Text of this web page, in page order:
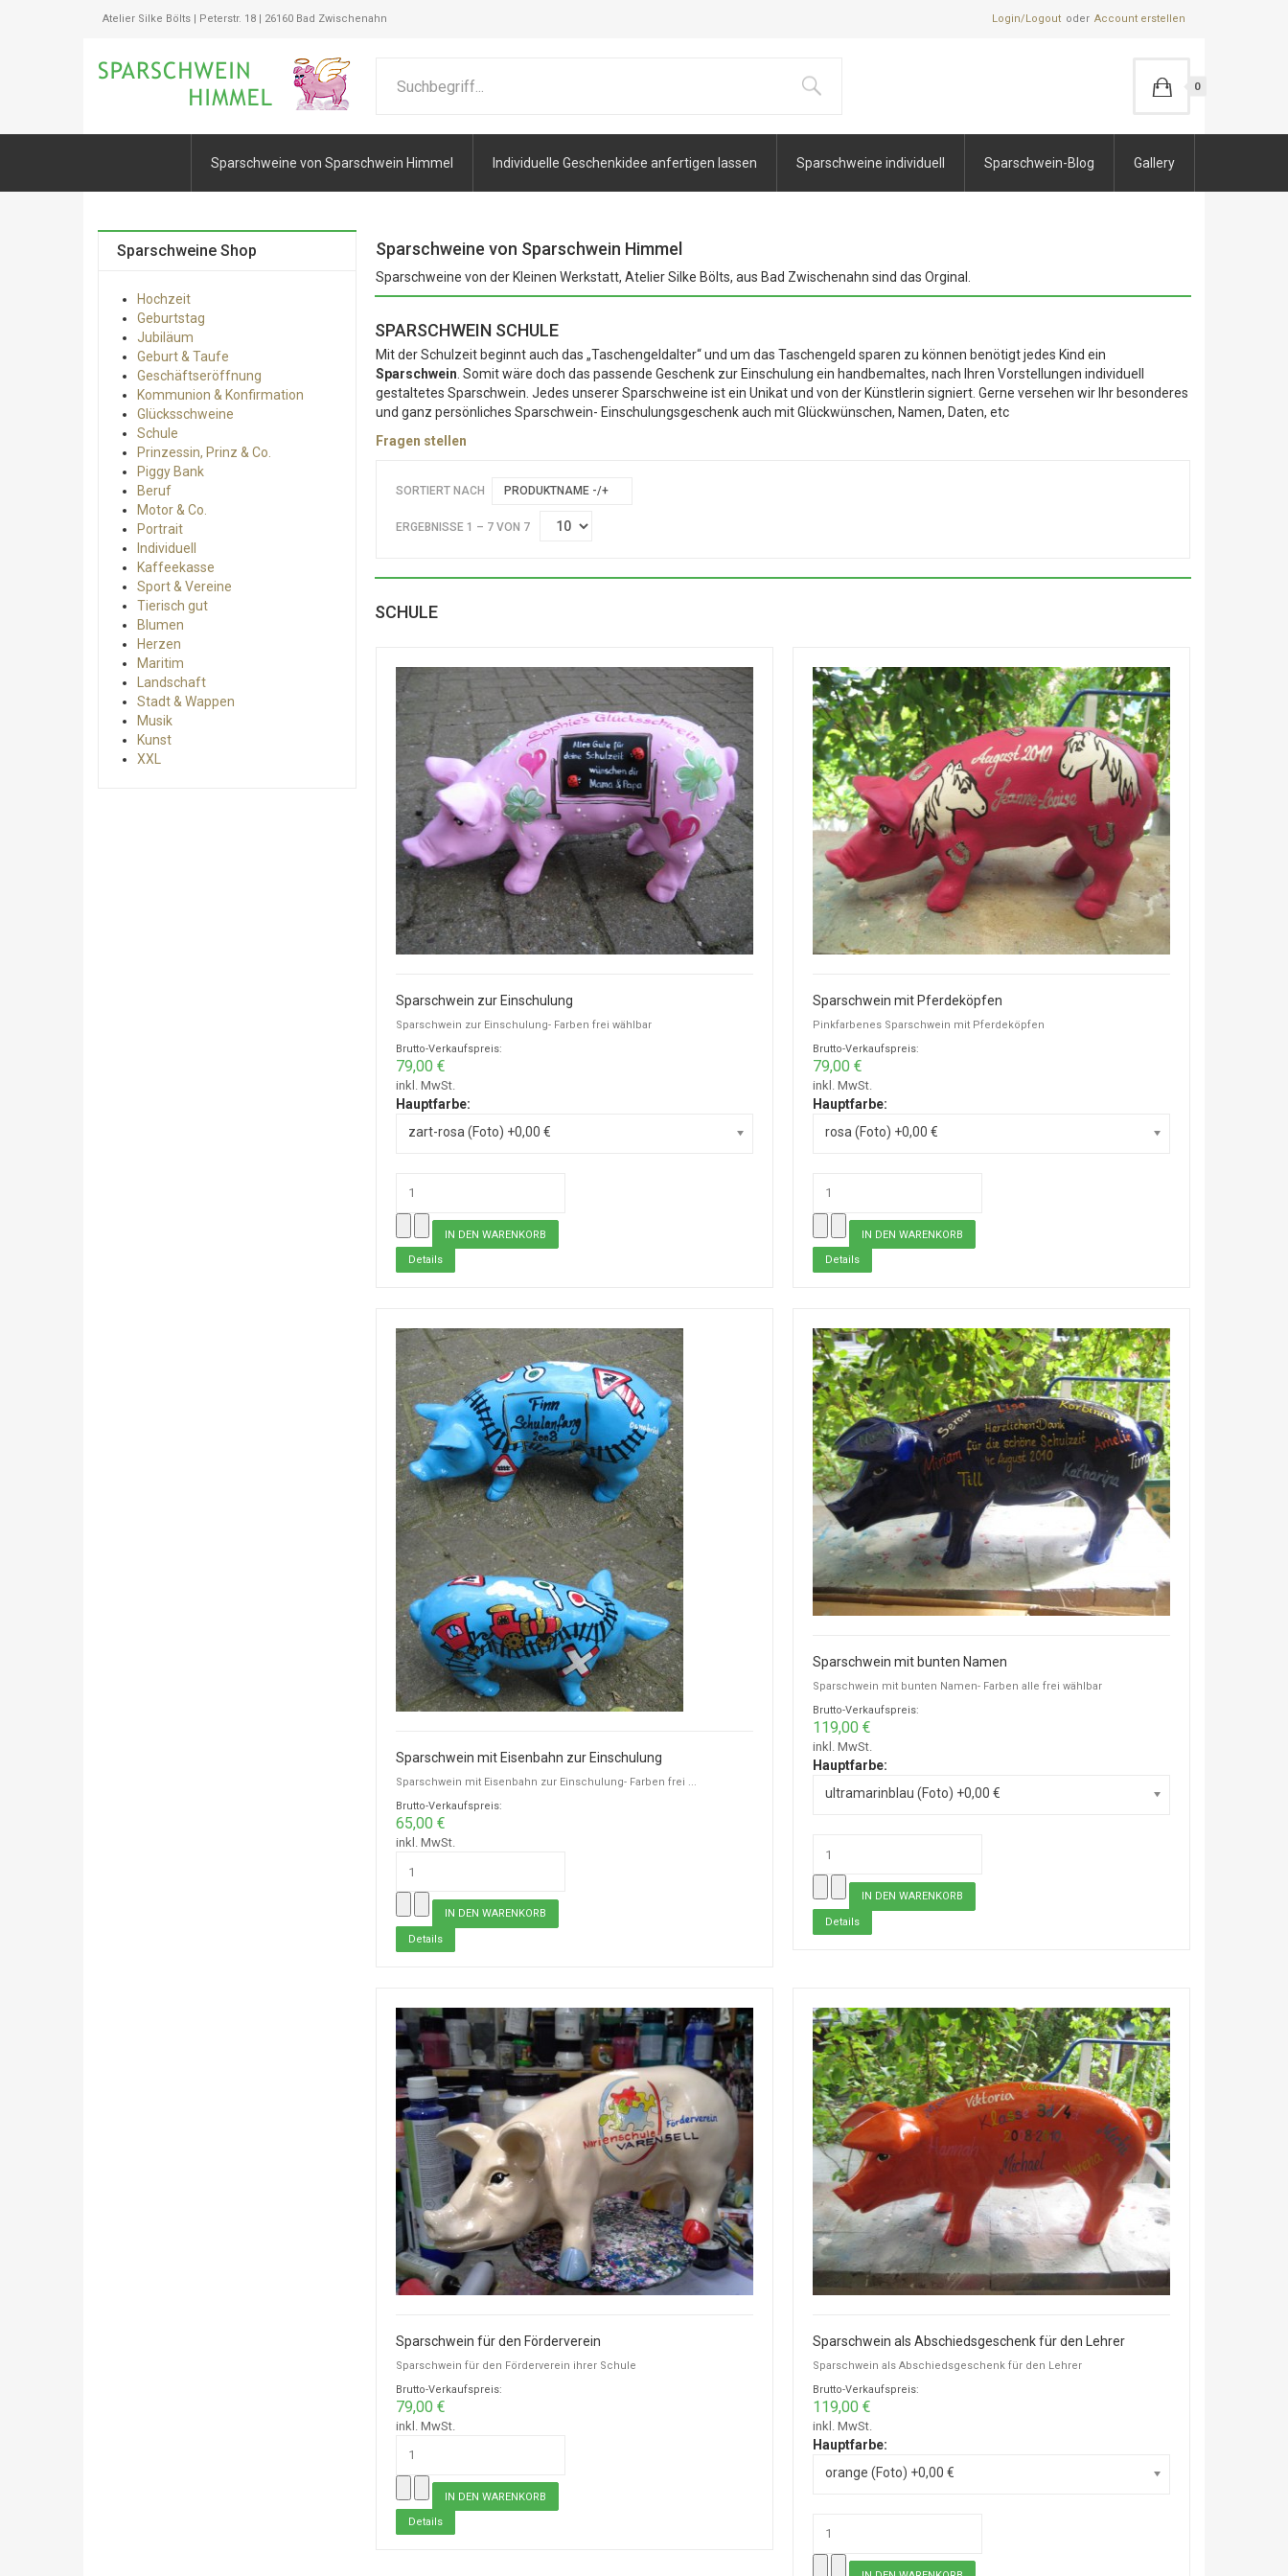
Atelier Silke Bölts | Peterstr. 18 | 26160 Bad Zwischenahn Login/Logout Account erstellen
0
Sparschweine von Sparschwein Himmel Individuelle Geschenkidee anfertigen lassen Sparschweine individuell Sparschwein-Blog Gallery
Sparschweine von Sparschwein Himmel
Sparschweine von der Kleinen Werkstatt, Atelier Silke Bölts, aus Bad Zwischenahn sind das Orginal.
SPARSCHWEIN SCHULE
Mit der Schulzeit beginnt auch das „Taschengeldalter“ und um das Taschengeld sparen zu können benötigt jedes Kind ein
Sparschwein . Somit wäre doch das passende Geschenk zur Einschulung ein handbemaltes, nach Ihren Vorstellungen individuell
gestaltetes Sparschwein. Jedes unserer Sparschweine ist ein Unikat und von der Künstlerin signiert. Gerne versehen wir Ihr besonderes
und ganz persönliches Sparschwein- Einschulungsgeschenk auch mit Glückwünschen, Namen, Daten, etc
Fragen stellen
SORTIERT NACH PRODUKTNAME -/+
ERGEBNISSE 1 – 7 VON 7
SCHULE
Sparschwein zur Einschulung
Sparschwein zur Einschulung- Farben frei wählbar
Brutto-Verkaufspreis:
79,00 €
inkl. MwSt.
Hauptfarbe:
zart-rosa (Foto) +0,00 €
Details
Sparschwein mit Pferdeköpfen
Pinkfarbenes Sparschwein mit Pferdeköpfen
Brutto-Verkaufspreis:
79,00 €
inkl. MwSt.
Hauptfarbe:
rosa (Foto) +0,00 €
Details
Sparschwein mit Eisenbahn zur Einschulung
Sparschwein mit Eisenbahn zur Einschulung- Farben frei ...
Brutto-Verkaufspreis:
65,00 €
inkl. MwSt.
Details
Sparschwein mit bunten Namen
Sparschwein mit bunten Namen- Farben alle frei wählbar
Brutto-Verkaufspreis:
119,00 €
inkl. MwSt.
Hauptfarbe:
ultramarinblau (Foto) +0,00 €
Details
Sparschwein für den Förderverein
Sparschwein für den Förderverein ihrer Schule
Brutto-Verkaufspreis:
79,00 €
inkl. MwSt.
Details
Sparschwein als Abschiedsgeschenk für den Lehrer
Sparschwein als Abschiedsgeschenk für den Lehrer
Brutto-Verkaufspreis:
119,00 €
inkl. MwSt.
Hauptfarbe:
orange (Foto) +0,00 €
Sparschweine Shop
Hochzeit
Geburtstag
Jubiläum
Geburt & Taufe
Geschäftseröffnung
Kommunion & Konfirmation
Glücksschweine
Schule
Prinzessin, Prinz & Co.
Piggy Bank
Beruf
Motor & Co.
Portrait
Individuell
Kaffeekasse
Sport & Vereine
Tierisch gut
Blumen
Herzen
Maritim
Landschaft
Stadt & Wappen
Musik
Kunst
XXL